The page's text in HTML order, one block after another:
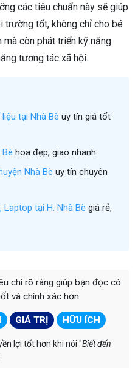
các tiêu chuẩn này sẽ giúp
trường tốt, không chỉ cho bé
còn phát triển kỹ năng
tương tác xã hội.
tại Nhà Bè uy tín giá tốt
hoa đẹp, giao nhanh
Nhà Bè uy tín chuyên
tại H. Nhà Bè giá rẻ,
chí rõ ràng giúp bạn đọc có
và chính xác hơn
GIÁ TRỊ HỮU ÍCH
lợi tốt hơn khi nói "Biết đến